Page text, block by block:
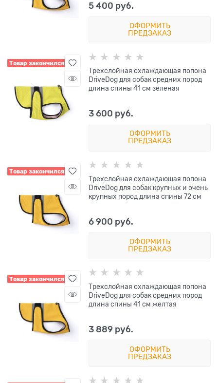
5 400 руб.
ОФОРМИТЬ
ПРЕДЗАКАЗ
Товар закончился
Трехслойная охлаждающая попона
DriveDog для собак средних пород
длина спины 41 см зеленая
3 600 руб.
ОФОРМИТЬ
ПРЕДЗАКАЗ
Товар закончился
Трехслойная охлаждающая попона
DriveDog для собак крупных и очень
крупных пород длина спины 72 см
6 900 руб.
ОФОРМИТЬ
ПРЕДЗАКАЗ
Товар закончился
Трехслойная охлаждающая попона
DriveDog для собак средних пород
длина спины 41 см желтая
3 889 руб.
ОФОРМИТЬ
ПРЕДЗАКАЗ